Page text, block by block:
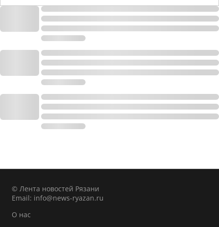
© Лента новостей Рязани
Email: info@news-ryazan.ru
О нас